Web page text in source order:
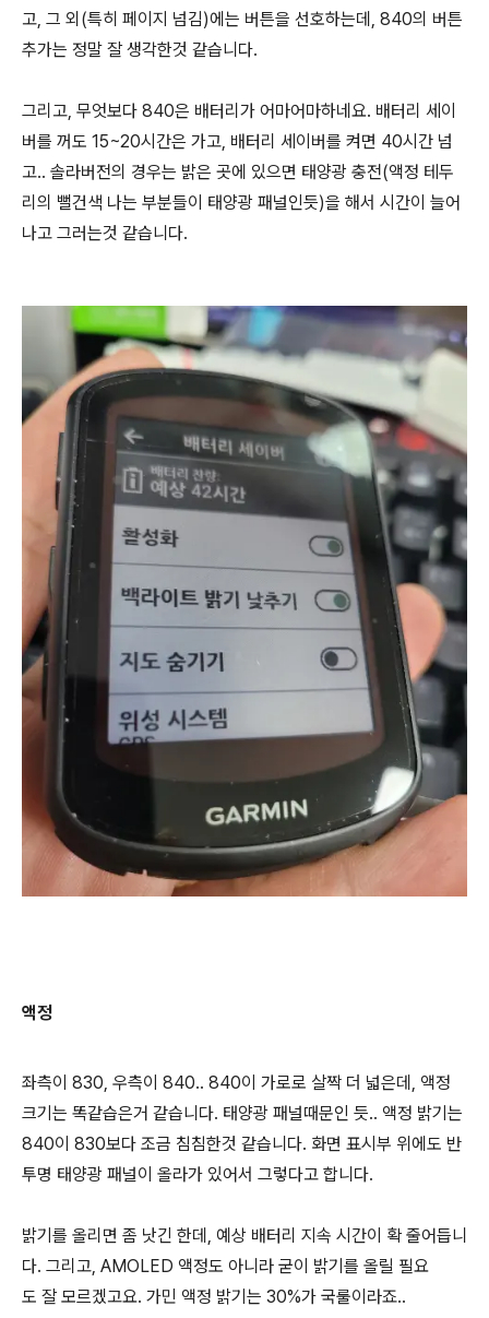
고, 그 외(특히 페이지 넘김)에는 버튼을 선호하는데, 840의 버튼
추가는 정말 잘 생각한것 같습니다.
그리고, 무엇보다 840은 배터리가 어마어마하네요. 배터리 세이
버를 꺼도 15~20시간은 가고, 배터리 세이버를 켜면 40시간 넘
고.. 솔라버전의 경우는 밝은 곳에 있으면 태양광 충전(액정 테두
리의 뻘건색 나는 부분들이 태양광 패널인듯)을 해서 시간이 늘어
나고 그러는것 같습니다.
액정
좌측이 830, 우측이 840.. 840이 가로로 살짝 더 넓은데, 액정
크기는 똑같습은거 같습니다. 태양광 패널때문인 듯.. 액정 밝기는
840이 830보다 조금 침침한것 같습니다. 화면 표시부 위에도 반
투명 태양광 패널이 올라가 있어서 그렇다고 합니다.
밝기를 올리면 좀 낫긴 한데, 예상 배터리 지속 시간이 확 줄어듭니
다. 그리고, AMOLED 액정도 아니라 굳이 밝기를 올릴 필요
도 잘 모르겠고요. 가민 액정 밝기는 30%가 국룰이라죠..